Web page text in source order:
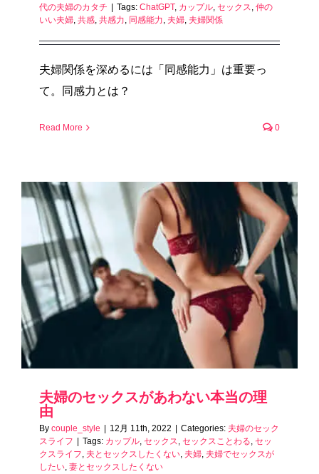
代の夫婦のカタチ | Tags: ChatGPT, カップル セックス 仲の
いい夫婦 共感 共感力 同感能力 夫婦 夫婦関係
夫婦関係を深めるには「同感能力」は重要っ
て。同感力とは？
Read More 0
夫婦のセックスがあわない本当の理
由
By couple_style | 12月 11th, 2022 | Categories: 夫婦のセック
スライフ | Tags: カップル セックス セックスことわる セッ
クスライフ 夫とセックスしたくない 夫婦 夫婦でセックスが
したい 妻とセックスしたくない